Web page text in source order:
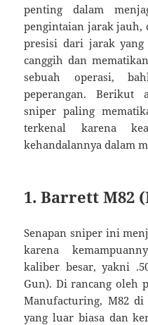
penting dalam
pengintaian jarak jauh,
presisi dari jarak yang
canggih dan
sebuah operasi,
peperangan. Berikut
sniper paling
terkenal karena
kehandalannya dalam
1. Barrett M82
Senapan sniper ini
karena
kaliber besar, yakni
Gun). Di rancang oleh
Manufacturing, M82 di
yang luar biasa dan